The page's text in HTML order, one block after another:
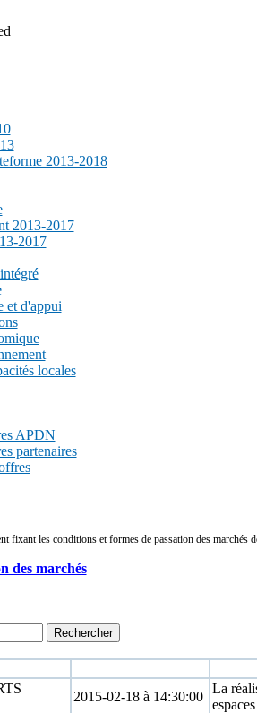
2013-2018
2013-2017
2017
et d'appui
locales
APDN
partenaires
fixant les conditions et formes de passation des
des marchés
2015-02-18 à 14:30:00
La